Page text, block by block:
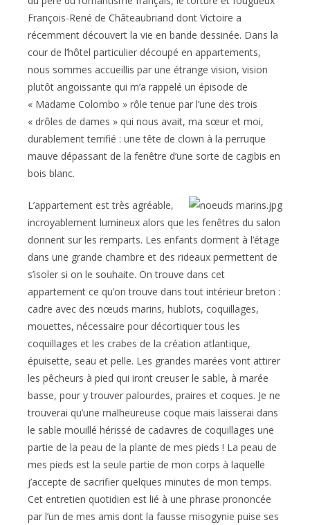
François-René de Châteaubriand dont Victoire a
récemment découvert la vie en bande dessinée. Dans la
cour de l’hôtel particulier découpé en appartements,
nous sommes accueillis par une étrange vision, vision
plutôt angoissante qui m’a rappelé un épisode de
« Madame Colombo » rôle tenue par l’une des trois
« drôles de dames » qui nous avait, ma sœur et moi,
durablement terrifié : une tête de clown à la perruque
mauve dépassant de la fenêtre d’une sorte de cagibis en
bois blanc.
L’appartement est très agréable,
incroyablement lumineux alors que les fenêtres du salon
donnent sur les remparts. Les enfants dorment à l’étage
dans une grande chambre et des rideaux permettent de
s’isoler si on le souhaite. On trouve dans cet
appartement ce qu’on trouve dans tout intérieur breton :
cadre avec des nœuds marins, hublots, coquillages,
mouettes, nécessaire pour décortiquer tous les
coquillages et les crabes de la création atlantique,
épuisette, seau et pelle. Les grandes marées vont attirer
les pêcheurs à pied qui iront creuser le sable, à marée
basse, pour y trouver palourdes, praires et coques. Je ne
trouverai qu’une malheureuse coque mais laisserai dans
le sable mouillé hérissé de cadavres de coquillages une
partie de la peau de la plante de mes pieds ! La peau de
mes pieds est la seule partie de mon corps à laquelle
j’accepte de sacrifier quelques minutes de mon temps.
Cet entretien quotidien est lié à une phrase prononcée
par l’un de mes amis dont la fausse misogynie puise ses